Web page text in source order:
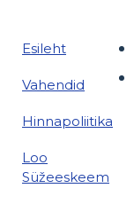
Esileht
Vahendid
Hinnapoliitika
Loo
Süžeeskeem